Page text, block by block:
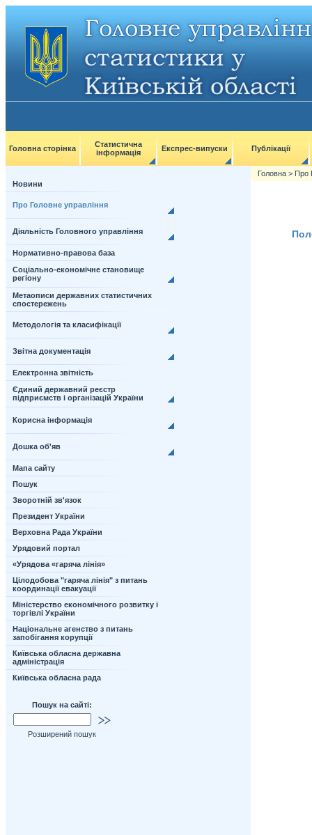
Головна сторінка
Статистична
інформація
Експрес-випуски Публікації
Новини
Про Головне управління
Діяльність Головного управління
Нормативно-правова база
Соціально-економічне становище
регіону
Метаописи державних статистичних
спостережень
Методологія та класифікації
Звітна документація
Електронна звітність
Єдиний державний реєстр
підприємств і організацій України
Корисна інформація
Дошка об'яв
Мапа сайту
Пошук
Зворотній зв'язок
Президент України
Верховна Рада України
Урядовий портал
«Урядова «гаряча лінія»
Цілодобова "гаряча лінія" з питань
координації евакуації
Міністерство економічного розвитку і
торгівлі України
Національне агенство з питань
запобігання корупції
Київська обласна державна
адміністрація
Київська обласна рада
Пошук на сайті:
Розширений пошук
Головна > Про